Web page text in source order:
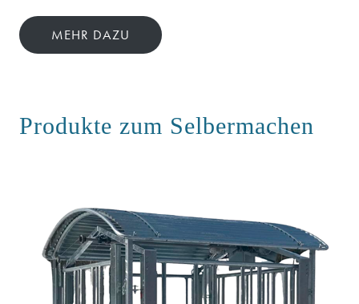
MEHR DAZU
Produkte zum Selbermachen